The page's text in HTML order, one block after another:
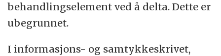
behandlingselement ved å delta. Dette er
ubegrunnet.
I informasjons- og samtykkeskrivet,